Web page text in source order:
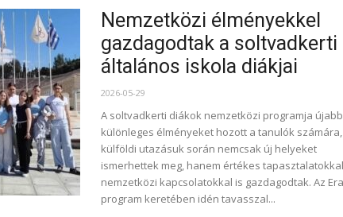
Nemzetközi élményekkel
gazdagodtak a soltvadkerti
általános iskola diákjai
2026-05-29
A soltvadkerti diákok nemzetközi programja újabb
különleges élményeket hozott a tanulók
külföldi utazásuk során nemcsak új helyeket
ismerhettek meg, hanem értékes
nemzetközi kapcsolatokkal is gazdagodtak. Az
program keretében idén tavasszal...